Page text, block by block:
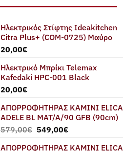
Ηλεκτρικός Στίφτης Ideakitchen
Citra Plus+ (COM-0725) Μαύρο
20,00€
Ηλεκτρικό Μπρίκι Telemax
Kafedaki HPC-001 Black
20,00€
ΑΠΟΡΡΟΦΗΤΗΡΑΣ ΚΑΜΙΝΙ ELICA
ADELE BL MAT/A/90 GFB (90cm)
579,00€ Original
549,00€Η
ΑΠΟΡΡΟΦΗΤΗΡΑΣ ΚΑΜΙΝΙ ELICA